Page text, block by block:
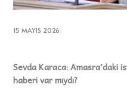
15 MAYIS 2026
Sevda Karaca: Amasra’daki
haberi var mıydı?